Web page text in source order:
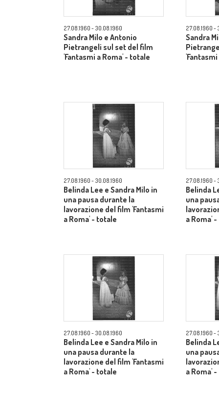
27.08.1960 - 30.08.1960
Sandra Milo e Antonio
Pietrangeli sul set del film
'Fantasmi a Roma' - totale
27.08.1960 -
Sandra
27.08.1960 - 30.08.1960
Belinda Lee e Sandra Milo in
una pausa durante la
lavorazione del film 'Fantasmi
a Roma' - totale
27.08.1960 -
Belinda
una
a Roma'
27.08.1960 - 30.08.1960
Belinda Lee e Sandra Milo in
una pausa durante la
lavorazione del film 'Fantasmi
a Roma' - totale
27.08.1960 -
Belinda
una
a Roma'